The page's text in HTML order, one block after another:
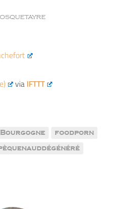
via IFTTT
Bourgogne
foodporn